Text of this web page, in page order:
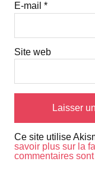
E-mail *
Site web
Ce site utilise
savoir plus sur la
commentaires